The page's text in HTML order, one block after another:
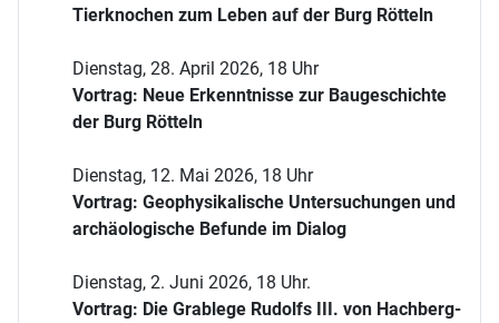
Tierknochen zum Leben auf der Burg Rötteln
Dienstag, 28. April 2026, 18 Uhr
Vortrag: Neue Erkenntnisse zur Baugeschichte
der Burg Rötteln
Dienstag, 12. Mai 2026, 18 Uhr
Vortrag: Geophysikalische Untersuchungen und
archäologische Befunde im Dialog
Dienstag, 2. Juni 2026, 18 Uhr.
Vortrag: Die Grablege Rudolfs III. von Hachberg-